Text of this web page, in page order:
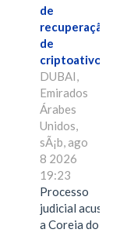
de
recuperação
de
criptoativos
DUBAI,
Emirados
Árabes
Unidos,
sÃ¡b, ago
8 2026
19:23
Processo
judicial acusa
a Coreia do